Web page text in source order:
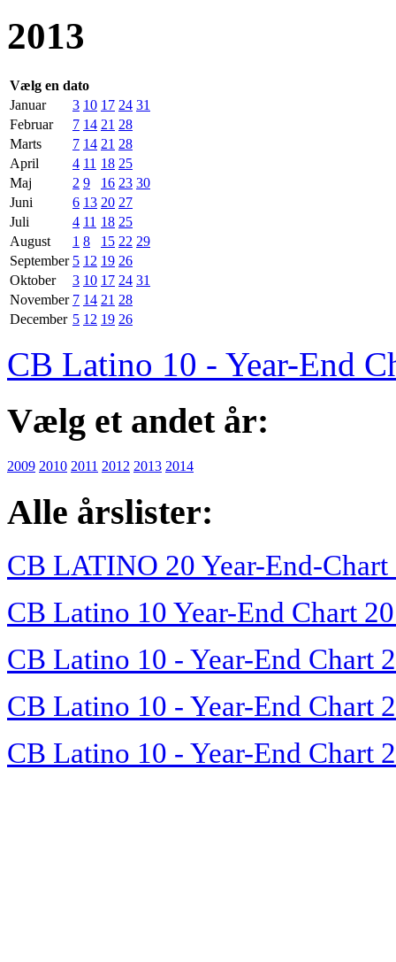
2013
Vælg en dato
Januar
3 10 17 24 31
Februar
7 14 21 28
Marts
7 14 21 28
April
4 11 18 25
Maj
2 9 16 23 30
Juni
6 13 20 27
Juli
4 11 18 25
August
1 8 15 22 29
September 5 12 19 26
Oktober
3 10 17 24 31
November 7 14 21 28
December 5 12 19 26
CB Latino 10 - Year-End
Vælg et andet år:
2009 2010 2011 2012 2013 2014
Alle årslister:
CB LATINO 20 Year-End-Chart
CB Latino 10 Year-End Chart
CB Latino 10 - Year-End Chart
CB Latino 10 - Year-End Chart
CB Latino 10 - Year-End Chart